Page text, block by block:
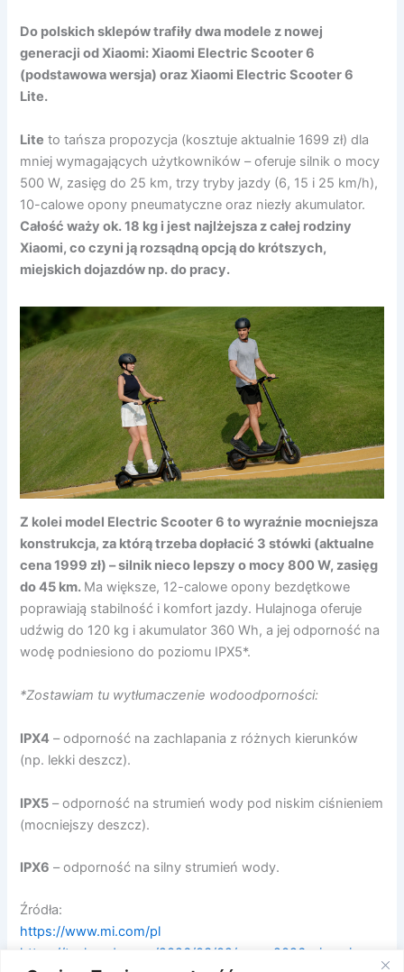
Do polskich sklepów trafiły dwa modele z nowej
generacji od Xiaomi: Xiaomi Electric Scooter 6
(podstawowa wersja) oraz Xiaomi Electric Scooter 6
Lite.
Lite to tańsza propozycja (kosztuje aktualnie 1699 zł) dla
mniej wymagających użytkowników – oferuje silnik o mocy
500 W, zasięg do 25 km, trzy tryby jazdy (6, 15 i 25 km/h),
10-calowe opony pneumatyczne oraz niezły akumulator.
Całość waży ok. 18 kg i jest najlżejsza z całej rodziny
Xiaomi, co czyni ją rozsądną opcją do krótszych,
miejskich dojazdów np. do pracy.
Z kolei model Electric Scooter 6 to wyraźnie mocniejsza
konstrukcja, za którą trzeba dopłacić 3 stówki (aktualne
cena 1999 zł) – silnik nieco lepszy o mocy 800 W, zasięg
do 45 km. Ma większe, 12-calowe opony bezdętkowe
poprawiają stabilność i komfort jazdy. Hulajnoga oferuje
udźwig do 120 kg i akumulator 360 Wh, a jej odporność na
wodę podniesiono do poziomu IPX5*.
*Zostawiam tu wytłumaczenie wodoodporności:
IPX4 – odporność na zachlapania z różnych kierunków
(np. lekki deszcz).
IPX5 – odporność na strumień wody pod niskim ciśnieniem
(mocniejszy deszcz).
IPX6 – odporność na silny strumień wody.
Źródła:
https://www.mi.com/pl
https://technode.com/2026/03/02/mwc-2026-xiaomi-